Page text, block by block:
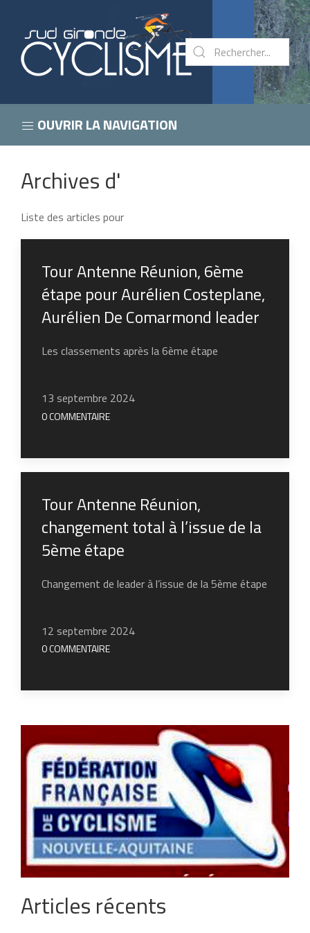
OUVRIR LA NAVIGATION
Archives d'
Liste des articles pour
Tour Antenne Réunion, 6ème
étape pour Aurélien Costeplane,
Aurélien De Comarmond leader
Les classements après la 6ème étape
13 septembre 2024
0 COMMENTAIRE
Tour Antenne Réunion,
changement total à l’issue de la
5ème étape
Changement de leader à l’issue de la 5ème étape
12 septembre 2024
0 COMMENTAIRE
Articles récents